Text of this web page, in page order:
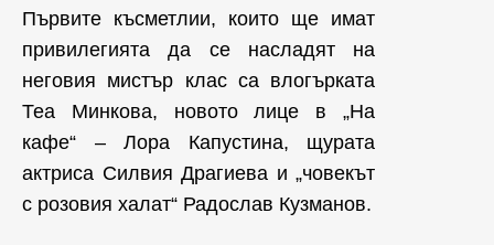
Първите късметлии, които ще имат
привилегията да се насладят на
неговия мистър клас са влогърката
Теа Минкова, новото лице в „На
кафе“ – Лора Капустина, щурата
актриса Силвия Драгиева и „човекът
с розовия халат“ Радослав Кузманов.